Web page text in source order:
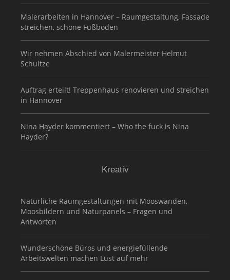
Malerarbeiten in Hannover – Raumgestaltung, Fassade
streichen, schöne Fußböden
Wir nehmen Abschied von Malermeister Helmut
Schultze
Auftrag erteilt! Treppenhaus renovieren und streichen
in Hannover
Nina Hayder kommentiert – Who the fuck is Nina
Hayder?
Kreativ
Natürliche Raumgestaltungen mit Mooswänden,
Moosbildern und Naturpanels – Fragen und
Antworten
Wunderschöne Büros und energiefüllende
Arbeitswelten machen Lust auf mehr